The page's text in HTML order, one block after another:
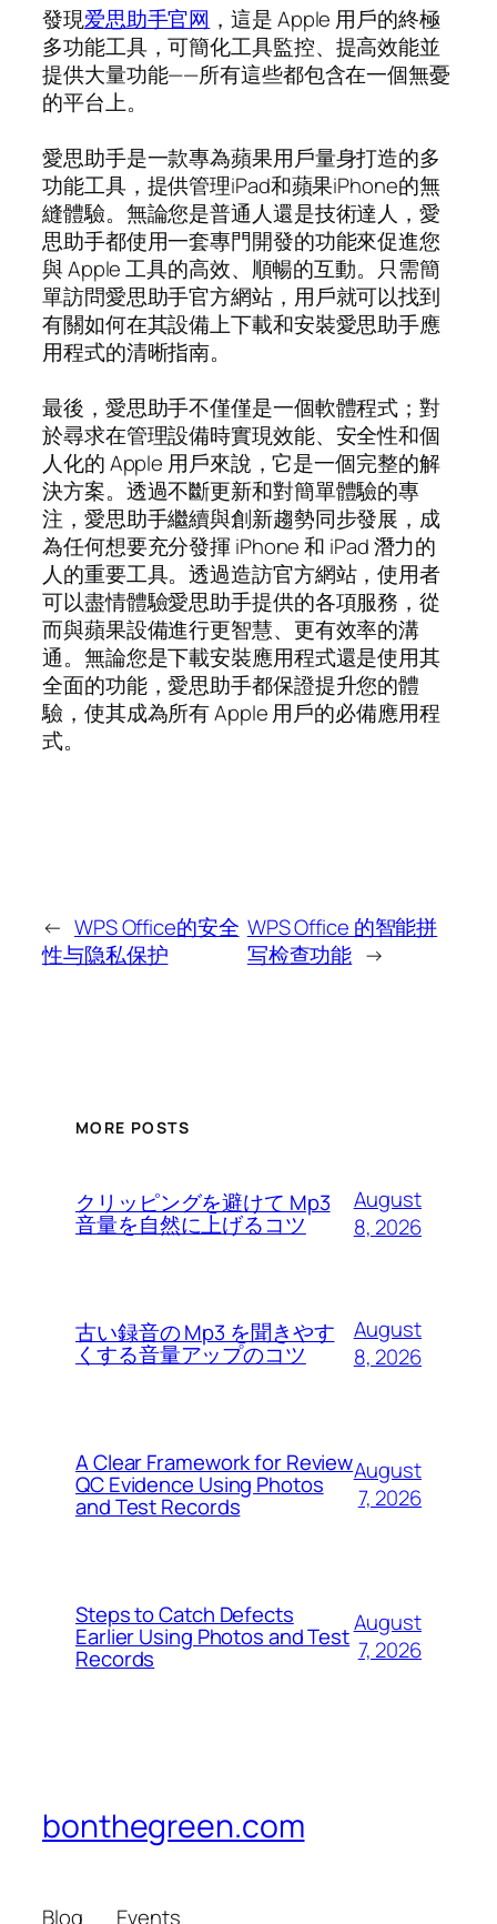
發現爱思助手官网 ，這是 Apple 用戶的終極
多功能工具，可簡化工具監控、提高效能並
提供大量功能——所有這些都包含在一個無憂
的平台上。
愛思助手是一款專為蘋果用戶量身打造的多
功能工具，提供管理iPad和蘋果iPhone的無
縫體驗。無論您是普通人還是技術達人，愛
思助手都使用一套專門開發的功能來促進您
與 Apple 工具的高效、順暢的互動。只需簡
單訪問愛思助手官方網站，用戶就可以找到
有關如何在其設備上下載和安裝愛思助手應
用程式的清晰指南。
最後，愛思助手不僅僅是一個軟體程式；對
於尋求在管理設備時實現效能、安全性和個
人化的 Apple 用戶來說，它是一個完整的解
決方案。透過不斷更新和對簡單體驗的專
注，愛思助手繼續與創新趨勢同步發展，成
為任何想要充分發揮 iPhone 和 iPad 潛力的
人的重要工具。透過造訪官方網站，使用者
可以盡情體驗愛思助手提供的各項服務，從
而與蘋果設備進行更智慧、更有效率的溝
通。無論您是下載安裝應用程式還是使用其
全面的功能，愛思助手都保證提升您的體
驗，使其成為所有 Apple 用戶的必備應用程
式。
← WPS Office的安全
性与隐私保护
WPS Office 的智能拼
写检查功能 →
MORE POSTS
クリッピングを避けて Mp3
音量を自然に上げるコツ
August
8, 2026
古い録音の Mp3 を聞きやす
くする音量アップのコツ
August
8, 2026
A Clear Framework for Review
QC Evidence Using Photos
and Test Records
August
7, 2026
Steps to Catch Defects
Earlier Using Photos and Test
Records
August
7, 2026
bonthegreen.com
Blog Events